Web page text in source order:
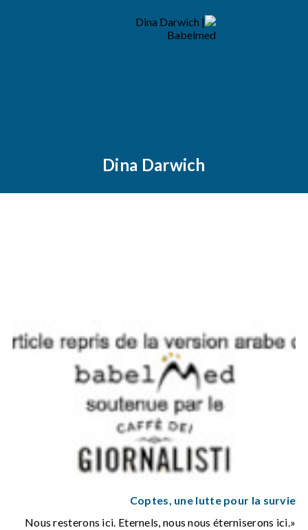
Dina Darwich
Coptes, une lutte pour la survie
«Nous resterons ici. Eternels, nous nous éterniserons ici.